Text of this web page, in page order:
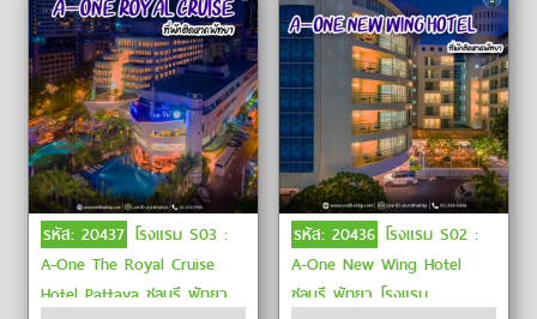
รหัส: 20437 โรงแรม S03 :
A-One The Royal Cruise
Hotel Pattaya ชลบุรี พัทยา
รหัส: 20436 โรงแรม S02 :
A-One New Wing Hotel
ชลบุรี พัทยา โรงแรม